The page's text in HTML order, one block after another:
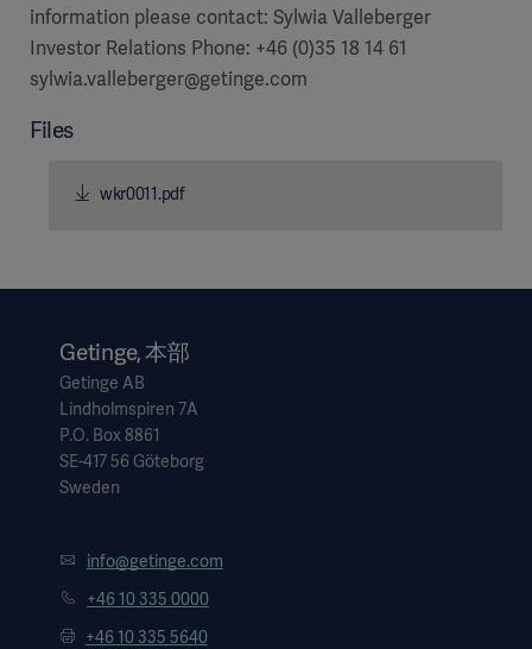
information please contact: Sylwia Valleberger
Investor Relations Phone: +46 (0)35 18 14 61
sylwia.valleberger@getinge.com
Files
wkr0011.pdf
Getinge, 本部
Getinge AB
Lindholmspiren 7A
P.O. Box 8861
SE-417 56 Göteborg
Sweden
info@getinge.com
+46 10 335 0000
+46 10 335 5640